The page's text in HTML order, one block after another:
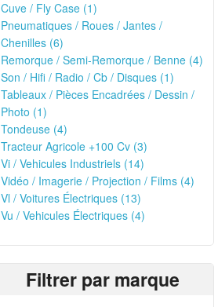
Cuve / Fly Case (1)
Pneumatiques / Roues / Jantes /
Chenilles (6)
Remorque / Semi-Remorque / Benne (4)
Son / Hifi / Radio / Cb / Disques (1)
Tableaux / Pièces Encadrées / Dessin /
Photo (1)
Tondeuse (4)
Tracteur Agricole +100 Cv (3)
Vi / Vehicules Industriels (14)
Vidéo / Imagerie / Projection / Films (4)
Vl / Voitures Électriques (13)
Vu / Vehicules Électriques (4)
Filtrer par marque